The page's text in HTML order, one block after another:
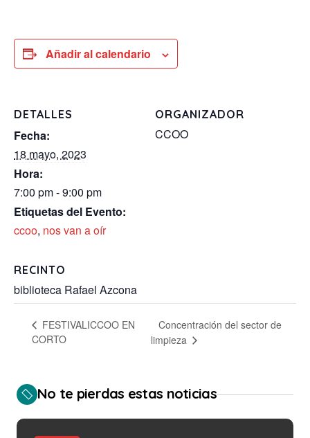
Añadir al calendario
DETALLES
Fecha:
18 mayo, 2023
Hora:
7:00 pm - 9:00 pm
Etiquetas del Evento:
ccoo, nos van a oír
ORGANIZADOR
CCOO
RECINTO
biblioteca Rafael Azcona
FESTIVALICCOO EN
CORTO
Concentración del sector de
limpieza
No te pierdas estas noticias